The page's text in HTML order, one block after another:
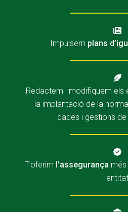
Impulsem plans
Redactem i modifiquem els
la implantació de la
dades i gestions de
T’oferim l’assegurança
entitat